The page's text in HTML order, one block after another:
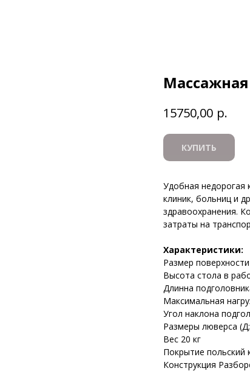
15750,00 р.
КУПИТЬ
Удобная недорогая
клиник, больниц и
здравоохранения.
затраты на
Характеристики:
Размер
Высота стола в
Длинна
Максимальная
Угол наклона
Размеры люверса
Вес 20 кг
Покрытие польский
Конструкция